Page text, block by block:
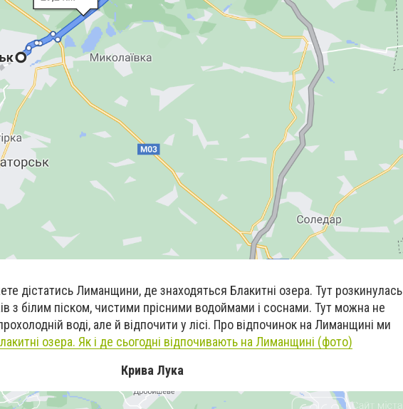
дістатись Лиманщини, де знаходяться Блакитні озера. Тут розкинулась
з білим піском, чистими прісними водоймами і соснами. Тут можна не
воді, але й відпочити у лісі. Про відпочинок на Лиманщині ми
озера. Як і де сьогодні відпочивають на Лиманщині (фото)
Крива Лука